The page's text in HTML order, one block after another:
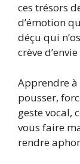
ces trésors
d’émotion
déçu qui
crève
Apprendre à
pousser,
geste vocal,
vous faire
rendre